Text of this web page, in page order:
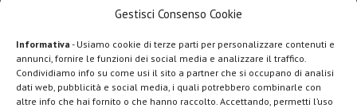
Gestisci Consenso Cookie
Informativa - Usiamo cookie di terze parti per personalizzare contenuti e
annunci, fornire le funzioni dei social media e analizzare il traffico.
Condividiamo info su come usi il sito a partner che si occupano di analisi
dati web, pubblicità e social media, i quali potrebbero combinarle con
altre info che hai fornito o che hanno raccolto. Accettando, permetti l’uso
una particolare attenzione al mondo Android, Apple e
LEGGI ANCHE